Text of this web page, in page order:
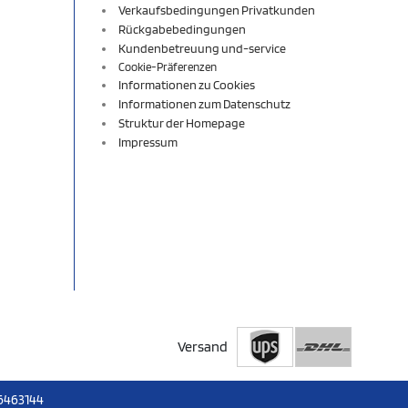
Verkaufsbedingungen Privatkunden
Rückgabebedingungen
Kundenbetreuung und-service
Cookie-Präferenzen
Informationen zu Cookies
Informationen zum Datenschutz
Struktur der Homepage
Impressum
Versand